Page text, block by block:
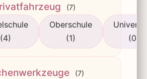
(7)
(4)
Oberschule
(1)
(0)
(7)